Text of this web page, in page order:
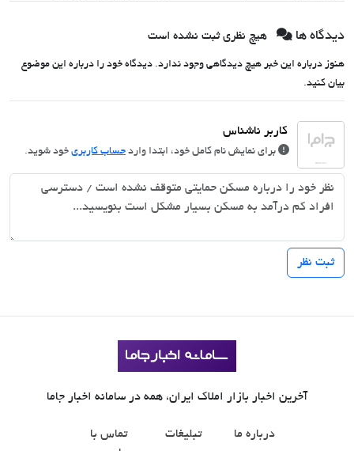
مکانیک
دیدگاه ها هیچ نظری ثبت نشده است
هنوز درباره این خبر هیچ دیدگاهی وجود ندارد. دیدگاه خود را درباره این موضوع
بیان کنید.
برای نمایش نام کامل خود، ابتدا وارد حساب کاربری خود شوید.
آخرین اخبار بازار املاک ایران، همه در سامانه اخبار جاما
درباره ما تبلیغات
تماس با